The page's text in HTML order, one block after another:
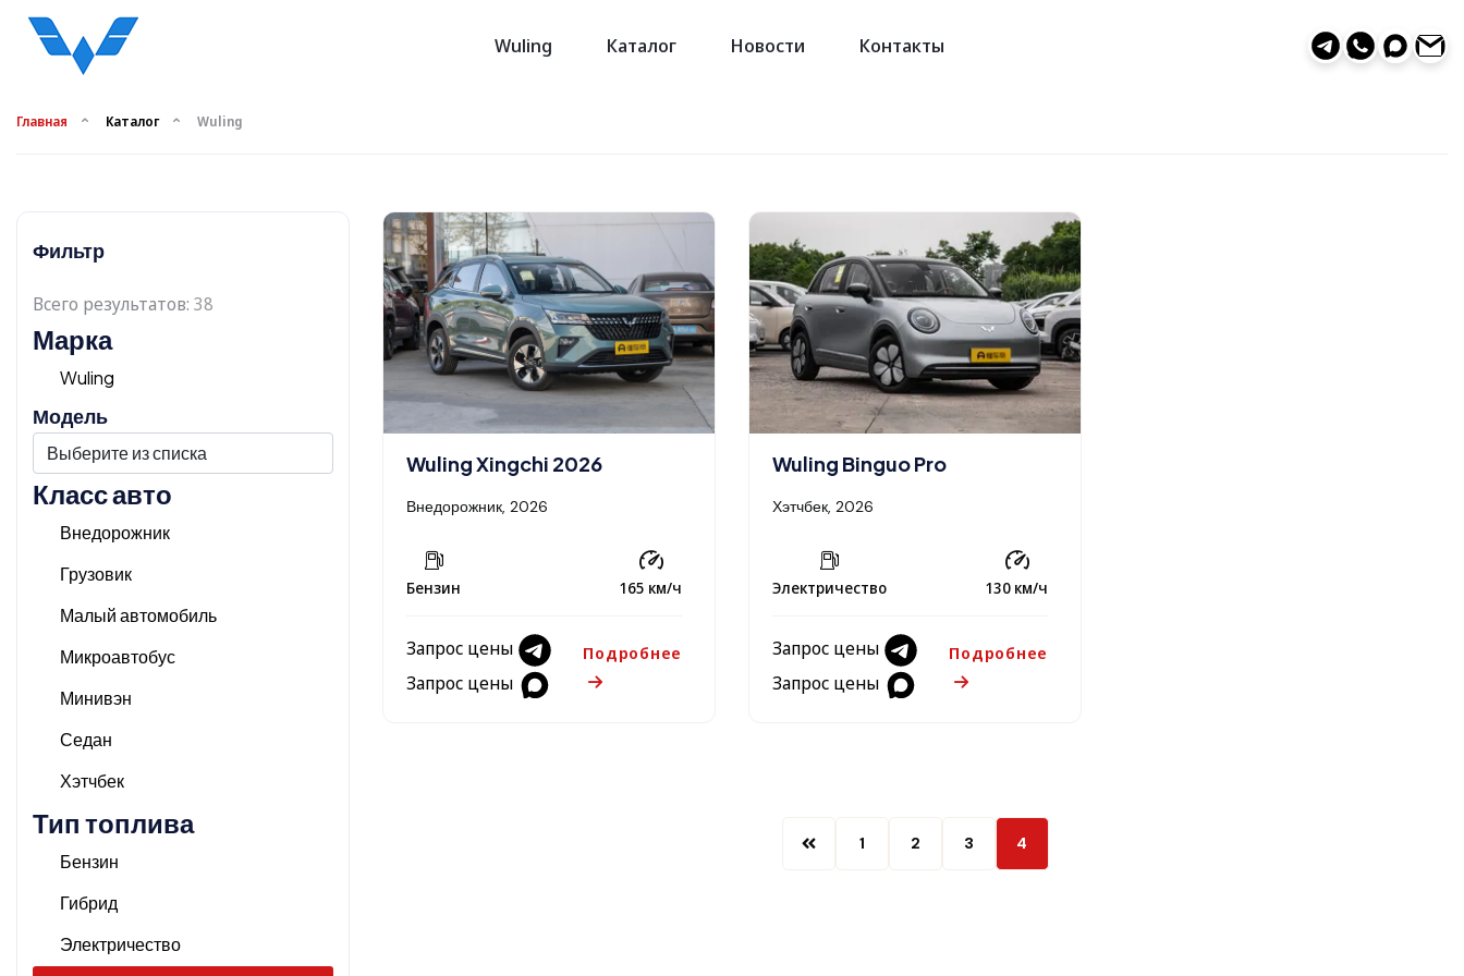
Wuling Каталог Новости Контакты
Главная Каталог Wuling
Фильтр
Всего результатов: 38
Марка
Wuling
Модель
Класс авто
Внедорожник
Грузовик
Малый автомобиль
Микроавтобус
Минивэн
Седан
Хэтчбек
Тип топлива
Бензин
Гибрид
Электричество
Wuling Xingchi 2026
Внедорожник, 2026
Бензин 165 км/ч
Запрос цены
Запрос цены
Подробнее
Wuling Binguo Pro
Хэтчбек, 2026
Электричество 130 км/ч
Запрос цены
Запрос цены
Подробнее
1 2 3 4